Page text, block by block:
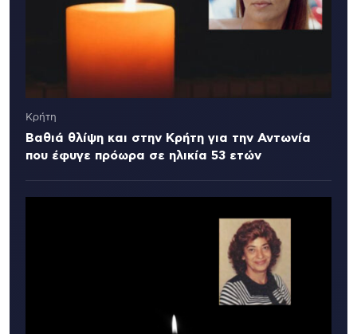
Κρήτη
Βαθιά θλίψη και στην Κρήτη για την Αντωνία
που έφυγε πρόωρα σε ηλικία 53 ετών